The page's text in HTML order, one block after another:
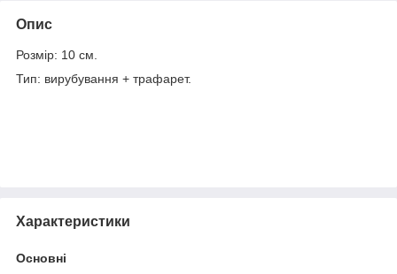
Опис
Розмір: 10 см.
Тип: вирубування + трафарет.
Характеристики
Основні